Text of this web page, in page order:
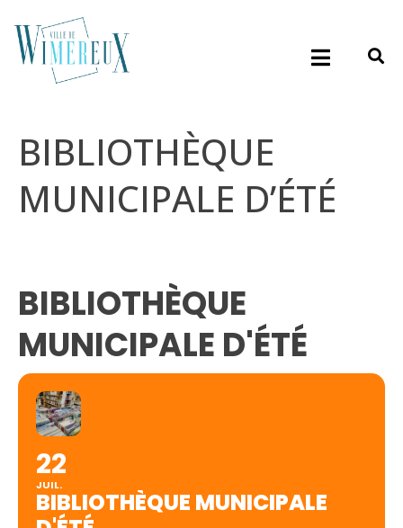
BIBLIOTHÈQUE
MUNICIPALE D’ÉTÉ
BIBLIOTHÈQUE
MUNICIPALE D'ÉTÉ
22
JUIL.
BIBLIOTHÈQUE MUNICIPALE